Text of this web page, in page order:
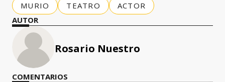
MURIO
TEATRO
ACTOR
AUTOR
Rosario Nuestro
COMENTARIOS